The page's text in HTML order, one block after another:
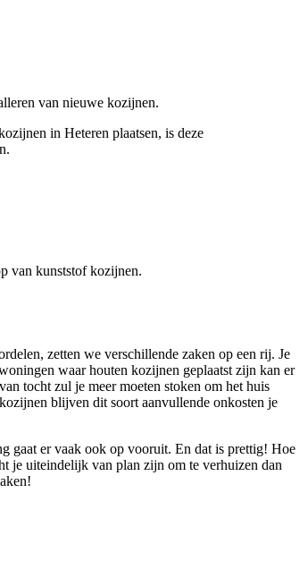
van nieuwe kozijnen.
in Heteren plaatsen, is deze
van kunststof kozijnen.
zetten we verschillende zaken op een rij. Je
waar houten kozijnen geplaatst zijn kan er
tocht zul je meer moeten stoken om het huis
blijven dit soort aanvullende onkosten je
gaat er vaak ook op vooruit. En dat is prettig! Hoe
je uiteindelijk van plan zijn om te verhuizen dan